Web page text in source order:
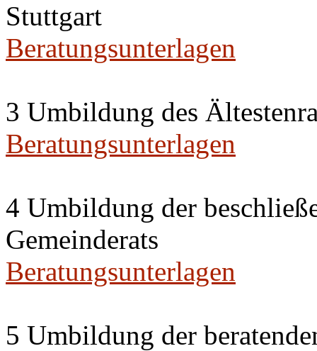
Stuttgart
Beratungsunterlagen
3 Umbildung des
Beratungsunterlagen
4 Umbildung der
Gemeinderats
Beratungsunterlagen
5 Umbildung der